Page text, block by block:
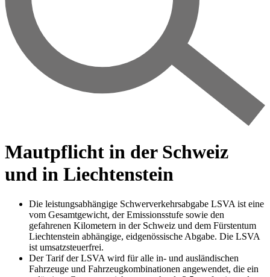
Mautpflicht in der Schweiz
und in Liechtenstein
Die leistungsabhängige Schwerverkehrsabgabe LSVA ist eine
vom Gesamtgewicht, der Emissionsstufe sowie den
gefahrenen Kilometern in der Schweiz und dem Fürstentum
Liechtenstein abhängige, eidgenössische Abgabe. Die LSVA
ist umsatzsteuerfrei.
Der Tarif der LSVA wird für alle in- und ausländischen
Fahrzeuge und Fahrzeugkombinationen angewendet, die ein